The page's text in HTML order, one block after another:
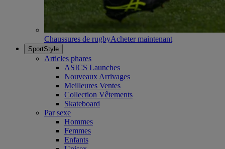
Chaussures de rugbyAcheter maintenant
SportStyle
Articles phares
ASICS Launches
Nouveaux Arrivages
Meilleures Ventes
Collection Vêtements
Skateboard
Par sexe
Hommes
Femmes
Enfants